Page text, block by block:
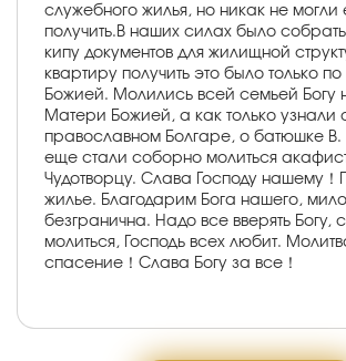
служебного жилья, но никак не могли
получить.В наших силах было
кипу документов для жилищной
квартиру получить это было только
Божией. Молились всей семьей Богу
Матери Божией, а как только узнали
православном Болгаре, о батюшке В.
еще стали соборно молиться
Чудотворцу. Слава Господу нашему！
жилье. Благодарим Бога нашего,
безгранична. Надо все вверять Богу,
молиться, Господь всех любит.
спасение！Слава Богу за все！